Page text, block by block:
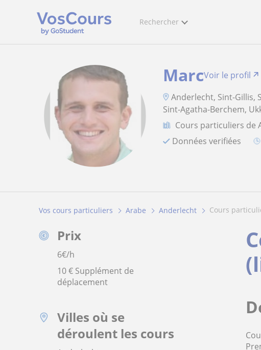
Rechercher
MarcVoir le profil
Anderlecht, Sint-Gillis,
Sint-Agatha-Berchem,
Cours particuliers de
Données verifiées
Vos cours particuliers Arabe Anderlecht cours
Prix
6€/h
10 € Supplément de
déplacement
Villes où se
déroulent les cours